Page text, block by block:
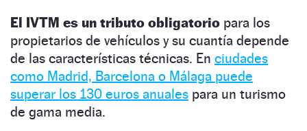
El IVTM es un tributo obligatorio para los
propietarios de vehículos y su cuantía depende
de las características técnicas. En ciudades
como Madrid, Barcelona o Málaga puede
superar los 130 euros anuales para un turismo
de gama media.